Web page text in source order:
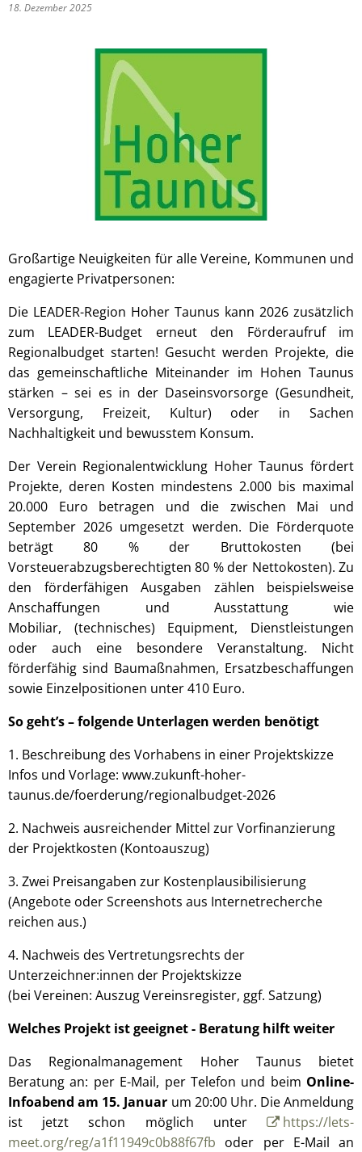
18. Dezember 2025
Großartige Neuigkeiten für alle Vereine, Kommunen und
engagierte Privatpersonen:
Die LEADER-Region Hoher Taunus kann 2026 zusätzlich
zum LEADER-Budget erneut den Förderaufruf im
Regionalbudget starten! Gesucht werden Projekte, die
das gemeinschaftliche Miteinander im Hohen Taunus
stärken – sei es in der Daseinsvorsorge (Gesundheit,
Versorgung, Freizeit, Kultur) oder in Sachen
Nachhaltigkeit und bewusstem Konsum.
Der Verein Regionalentwicklung Hoher Taunus fördert
Projekte, deren Kosten mindestens 2.000 bis maximal
20.000 Euro betragen und die zwischen Mai und
September 2026 umgesetzt werden. Die Förderquote
beträgt 80 % der Bruttokosten (bei
Vorsteuerabzugsberechtigten 80 % der Nettokosten). Zu
den förderfähigen Ausgaben zählen beispielsweise
Anschaffungen und Ausstattung wie
Mobiliar, (technisches) Equipment, Dienstleistungen
oder auch eine besondere Veranstaltung. Nicht
förderfähig sind Baumaßnahmen, Ersatzbeschaffungen
sowie Einzelpositionen unter 410 Euro.
So geht’s – folgende Unterlagen werden benötigt
1. Beschreibung des Vorhabens in einer Projektskizze
Infos und Vorlage: www.zukunft-hoher-
taunus.de/foerderung/regionalbudget-2026
2. Nachweis ausreichender Mittel zur Vorfinanzierung
der Projektkosten (Kontoauszug)
3. Zwei Preisangaben zur Kostenplausibilisierung
(Angebote oder Screenshots aus Internetrecherche
reichen aus.)
4. Nachweis des Vertretungsrechts der
Unterzeichner:innen der Projektskizze
(bei Vereinen: Auszug Vereinsregister, ggf. Satzung)
Welches Projekt ist geeignet - Beratung hilft weiter
Das Regionalmanagement Hoher Taunus bietet
Beratung an: per E-Mail, per Telefon und beim Online-
Infoabend am 15. Januar um 20:00 Uhr. Die Anmeldung
ist jetzt schon möglich unter
https://lets-
meet.org/reg/a1f11949c0b88f67fb oder per E-Mail an